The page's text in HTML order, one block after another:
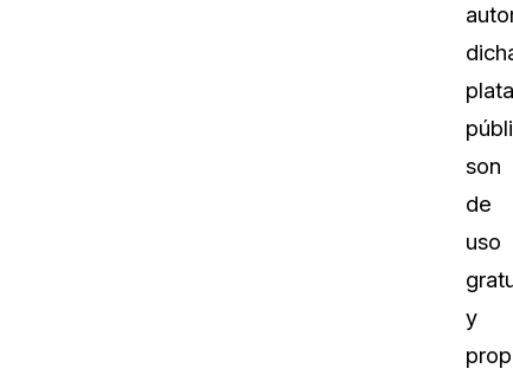
son
de
uso
y